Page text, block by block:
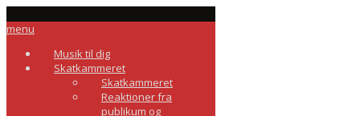
menu
Musik til dig
Skatkammeret
Skatkammeret
Reaktioner fra
publikum og